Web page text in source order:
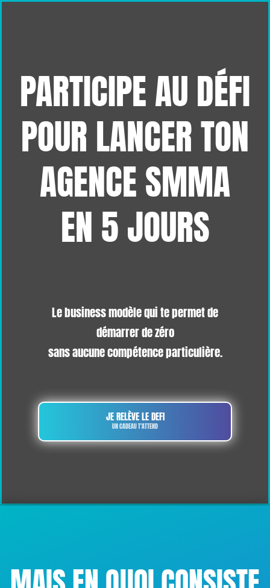
PARTICIPE AU DÉFI
POUR LANCER TON
AGENCE SMMA
EN 5 JOURS
Le business modèle qui te permet de
démarrer de zéro
sans aucune compétence particulière.
JE RELÈVE LE DEFI
UN CADEAU T'ATTEND